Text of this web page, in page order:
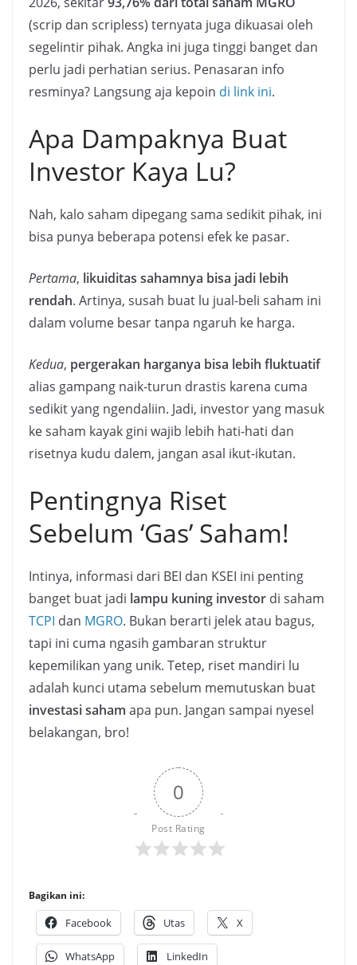
(scrip dan scripless) ternyata juga dikuasai oleh
segelintir pihak. Angka ini juga tinggi banget dan
perlu jadi perhatian serius. Penasaran info
resminya? Langsung aja kepoin di link ini.
Apa Dampaknya Buat
Investor Kaya Lu?
Nah, kalo saham dipegang sama sedikit pihak, ini
bisa punya beberapa potensi efek ke pasar.
Pertama, likuiditas sahamnya bisa jadi lebih
rendah. Artinya, susah buat lu jual-beli saham ini
dalam volume besar tanpa ngaruh ke harga.
Kedua, pergerakan harganya bisa lebih fluktuatif
alias gampang naik-turun drastis karena cuma
sedikit yang ngendaliin. Jadi, investor yang masuk
ke saham kayak gini wajib lebih hati-hati dan
risetnya kudu dalem, jangan asal ikut-ikutan.
Pentingnya Riset
Sebelum ‘Gas’ Saham!
Intinya, informasi dari BEI dan KSEI ini penting
banget buat jadi lampu kuning investor di saham
TCPI dan MGRO. Bukan berarti jelek atau bagus,
tapi ini cuma ngasih gambaran struktur
kepemilikan yang unik. Tetep, riset mandiri lu
adalah kunci utama sebelum memutuskan buat
investasi saham apa pun. Jangan sampai nyesel
belakangan, bro!
0
Post Rating
Bagikan ini:
Facebook Utas X
WhatsApp LinkedIn